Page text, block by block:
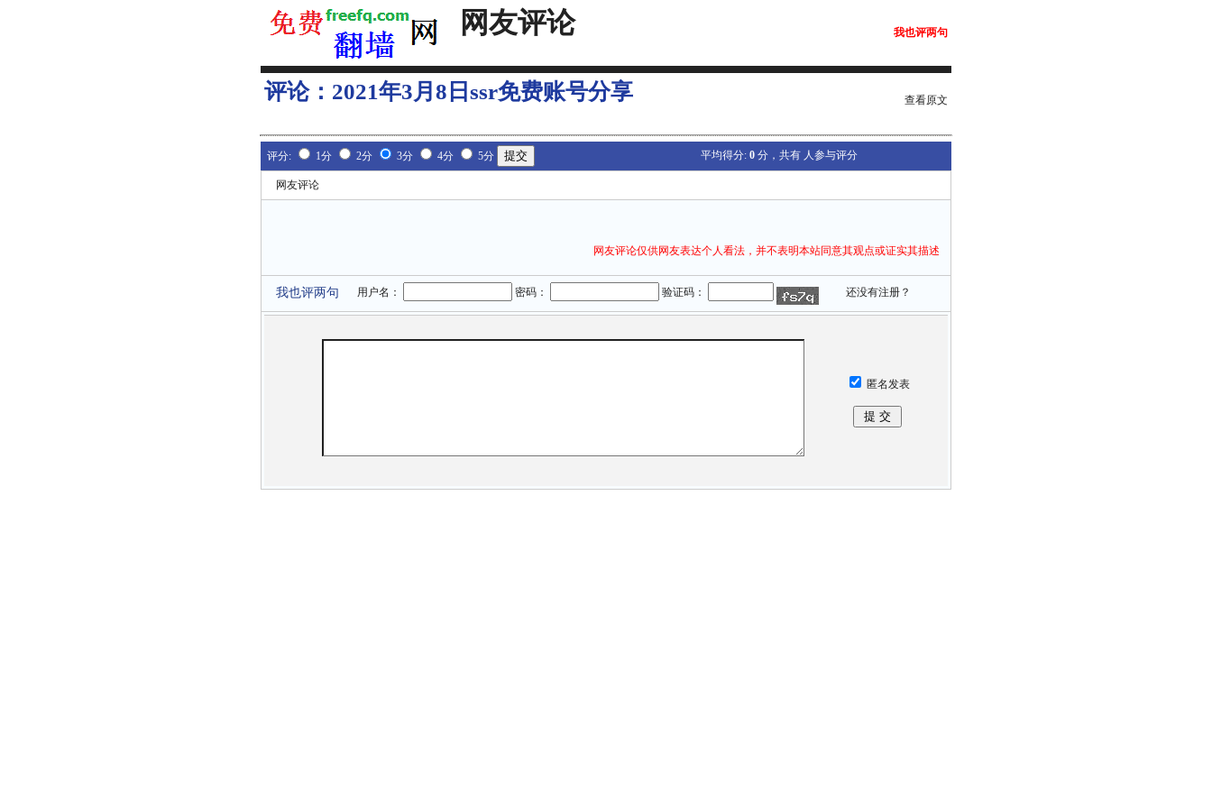
网友评论 我也评两句
评论： 2021年3月8日ssr免费账号分享 查看原文
评分: 1分 2分 3分 4分 5分 平均得分: 0分，共有 人参与评分
网友评论
网友评论仅供网友表达个人看法，并不表明本站同意其观点或证实其描述
我也评两句 用户名： 密码： 验证码： 还没有注册？
匿名发表